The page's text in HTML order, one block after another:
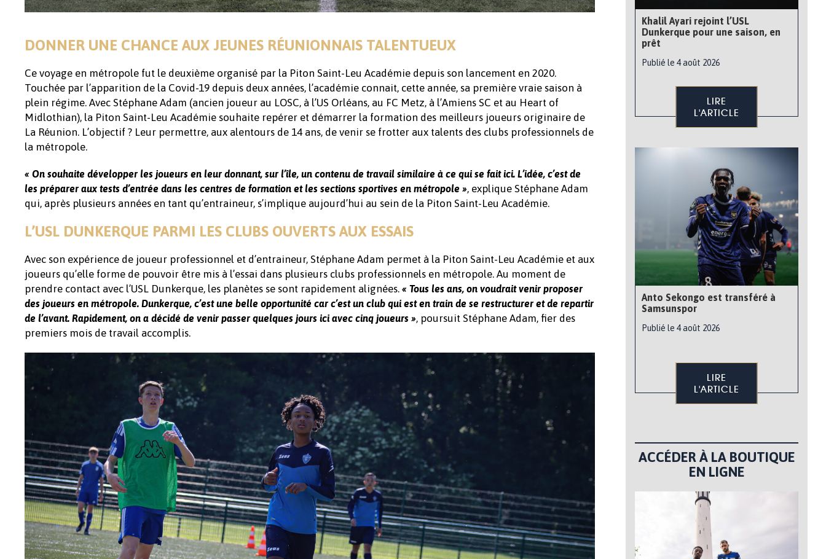
DONNER UNE CHANCE AUX JEUNES RÉUNIONNAIS TALENTUEUX
Ce voyage en métropole fut le deuxième organisé par la Piton Saint-Leu Académie depuis son lancement en 2020.
Touchée par l’apparition de la Covid-19 depuis deux années, l’académie connait, cette année, sa première vraie saison à
plein régime. Avec Stéphane Adam (ancien joueur au LOSC, à l’US Orléans, au FC Metz, à l’Amiens SC et au Heart of
Midlothian), la Piton Saint-Leu Académie souhaite repérer et démarrer la formation des meilleurs joueurs originaire de
La Réunion. L’objectif ? Leur permettre, aux alentours de 14 ans, de venir se frotter aux talents des clubs professionnels de
la métropole.
« On souhaite développer les joueurs en leur donnant, sur l’île, un contenu de travail similaire à ce qui se fait ici. L’idée, c’est de
les préparer aux tests d’entrée dans les centres de formation et les sections sportives en métropole », explique Stéphane Adam
qui, après plusieurs années en tant qu’entraineur, s’implique aujourd’hui au sein de la Piton Saint-Leu Académie.
L’USL DUNKERQUE PARMI LES CLUBS OUVERTS AUX ESSAIS
Avec son expérience de joueur professionnel et d’entraineur, Stéphane Adam permet à la Piton Saint-Leu Académie et aux
joueurs qu’elle forme de pouvoir être mis à l’essai dans plusieurs clubs professionnels en métropole. Au moment de
prendre contact avec l’USL Dunkerque, les planètes se sont rapidement alignées. « Tous les ans, on voudrait venir proposer
des joueurs en métropole. Dunkerque, c’est une belle opportunité car c’est un club qui est en train de se restructurer et de repartir
de l’avant. Rapidement, on a décidé de venir passer quelques jours ici avec cinq joueurs », poursuit Stéphane Adam, fier des
premiers mois de travail accomplis.
Khalil Ayari rejoint l’USL
Dunkerque pour une saison, en
prêt
Publié le 4 août 2026
LIRE
L'ARTICLE
Anto Sekongo est transféré à
Samsunspor
Publié le 4 août 2026
LIRE
L'ARTICLE
ACCÉDER À LA BOUTIQUE
EN LIGNE